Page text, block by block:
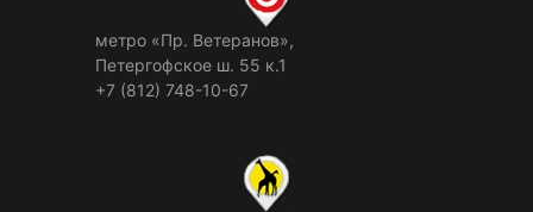
метро «Пр. Ветеранов»,
Петергофское ш. 55 к.1
+7 (812) 748-10-67